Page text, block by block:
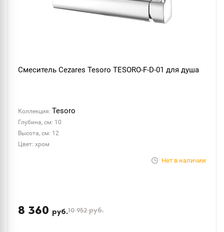
Смеситель Cezares Tesoro TESORO-F-D-01 для душа
Коллекция: Tesoro
Глубина, см: 10
Высота, см: 12
Цвет: хром
Нет в наличии
8 360 руб.10 952руб.